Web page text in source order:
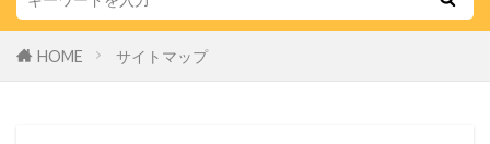
HOME サイトマップ